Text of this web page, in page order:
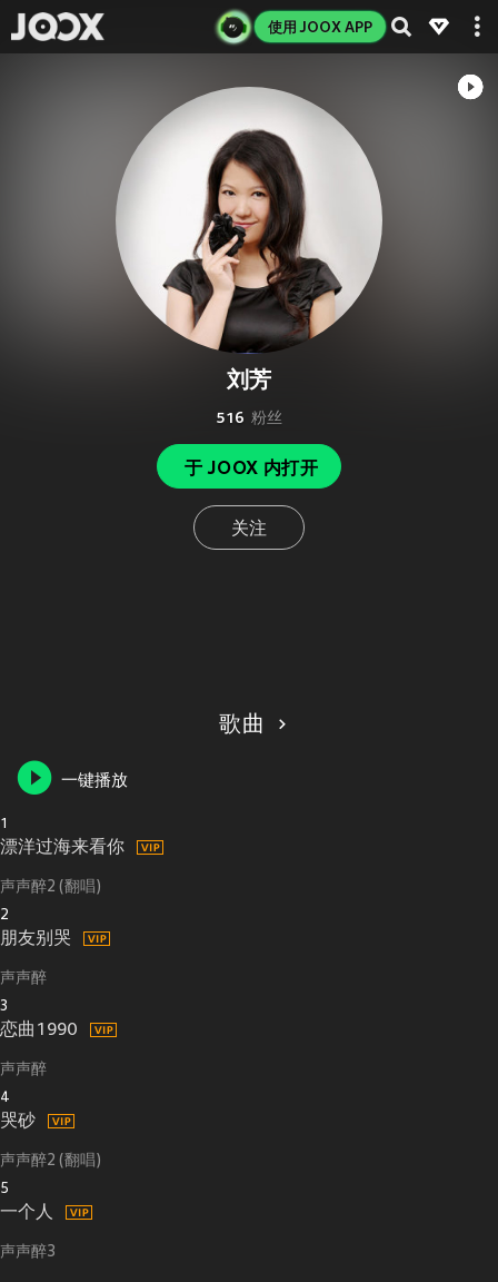
使用 JOOX APP
刘芳
516 粉丝
于 JOOX 内打开
关注
歌曲
一键播放
1
漂洋过海来看你
声声醉2 (翻唱)
2
朋友别哭
声声醉
3
恋曲1990
声声醉
4
哭砂
声声醉2 (翻唱)
5
一个人
声声醉3